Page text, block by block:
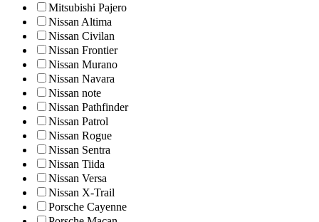
Mitsubishi Pajero
Nissan Altima
Nissan Civilan
Nissan Frontier
Nissan Murano
Nissan Navara
Nissan note
Nissan Pathfinder
Nissan Patrol
Nissan Rogue
Nissan Sentra
Nissan Tiida
Nissan Versa
Nissan X-Trail
Porsche Cayenne